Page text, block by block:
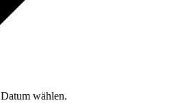
Datum wählen.